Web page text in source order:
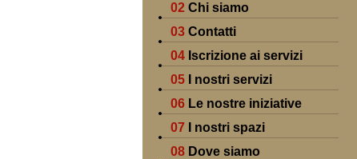
02 Chi siamo
03 Contatti
04 Iscrizione ai servizi
05 I nostri servizi
06 Le nostre iniziative
07 I nostri spazi
08 Dove siamo